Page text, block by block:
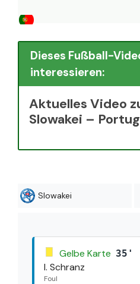
Dieses Fußball-
interessieren:
Aktuelles Video
Slowakei –
Slowakei
Gelbe Karte 35'
I. Schranz
Foul